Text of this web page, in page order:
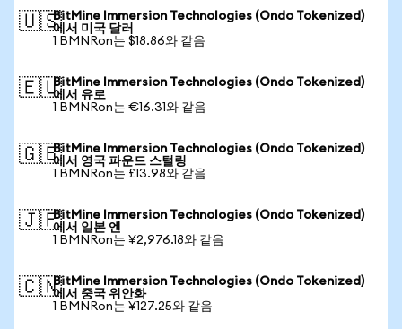
🇺🇸BitMine Immersion Technologies (Ondo Tokenized)
에서 미국 달러
1 BMNRon는 $18.86와 같음
🇪🇺BitMine Immersion Technologies (Ondo Tokenized)
에서 유로
1 BMNRon는 €16.31와 같음
🇬🇧BitMine Immersion Technologies (Ondo Tokenized)
에서 영국 파운드 스털링
1 BMNRon는 £13.98와 같음
🇯🇵BitMine Immersion Technologies (Ondo Tokenized)
에서 일본 엔
1 BMNRon는 ¥2,976.18와 같음
🇨🇳BitMine Immersion Technologies (Ondo Tokenized)
에서 중국 위안화
1 BMNRon는 ¥127.25와 같음